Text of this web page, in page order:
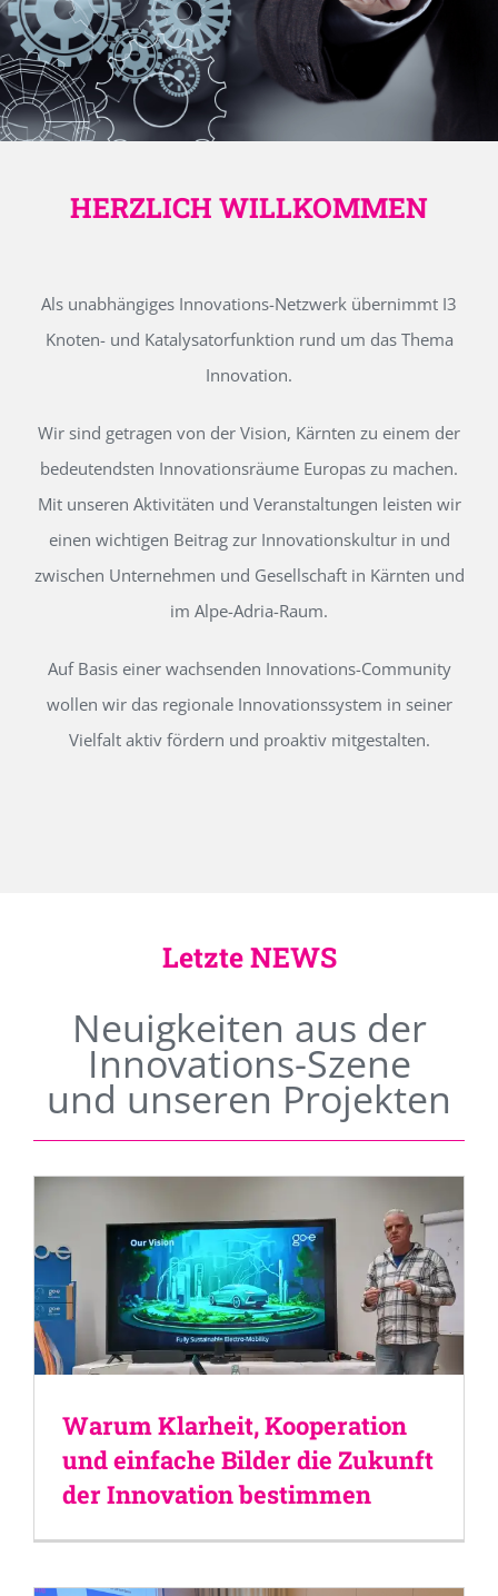
HERZLICH WILLKOMMEN
Als unabhängiges Innovations-Netzwerk übernimmt I3
Knoten- und Katalysatorfunktion rund um das Thema
Innovation.
Wir sind getragen von der Vision, Kärnten zu einem der
bedeutendsten Innovationsräume Europas zu machen.
Mit unseren Aktivitäten und Veranstaltungen leisten wir
einen wichtigen Beitrag zur Innovationskultur in und
zwischen Unternehmen und Gesellschaft in Kärnten und
im Alpe-Adria-Raum.
Auf Basis einer wachsenden Innovations-Community
wollen wir das regionale Innovationssystem in seiner
Vielfalt aktiv fördern und proaktiv mitgestalten.
Letzte NEWS
Neuigkeiten aus der
Innovations-Szene
und unseren Projekten
Warum Klarheit, Kooperation
und einfache Bilder die Zukunft
der Innovation bestimmen